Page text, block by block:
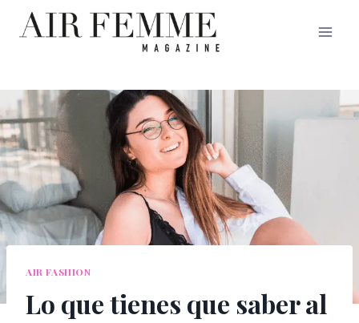
Saltar
AIR FASHION
Lo que tienes que saber al